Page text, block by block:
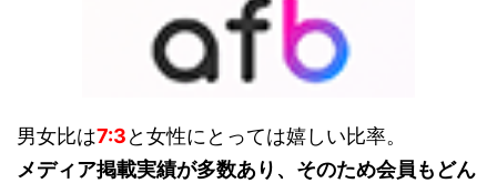
男女比は7:3と女性にとっては嬉しい比率。
メディア掲載実績が多数あり、そのため会員もどん